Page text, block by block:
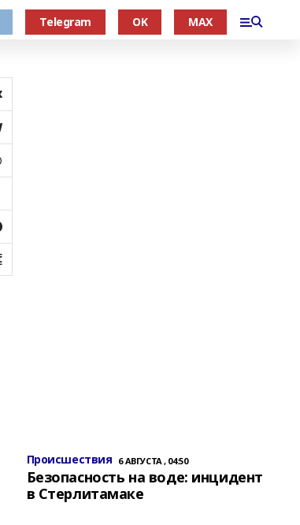
Telegram OK MAX
Происшествия 6 АВГУСТА , 04:50
Безопасность на воде: инцидент
в Стерлитамаке